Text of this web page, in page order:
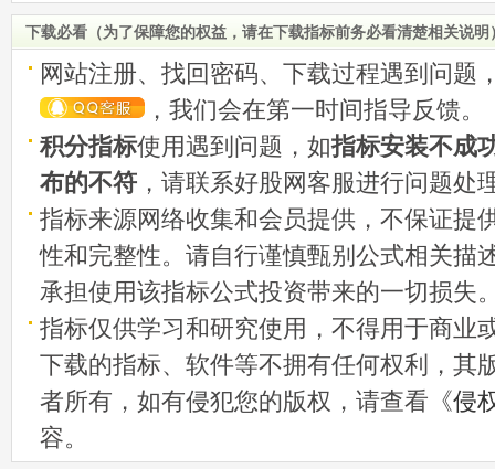
下载必看（为了保障您的权益，请在下载指标前务必看清楚相关说明
网站注册、找回密码、下载过程遇到问题
，我们会在第一时间指导反馈。
积分指标使用遇到问题，如指标安装不成
布的不符 ，请联系好股网客服进行问题处
指标来源网络收集和会员提供，不保证提
性和完整性。请自行谨慎甄别公式相关描
承担使用该指标公式投资带来的一切损失
指标仅供学习和研究使用，不得用于商业
下载的指标、软件等不拥有任何权利，其
者所有，如有侵犯您的版权，请查看《侵
容。